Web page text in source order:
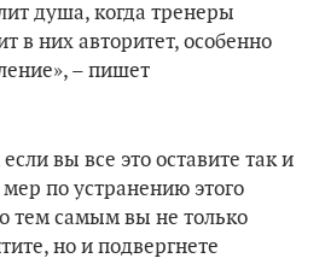
душа, когда тренеры
в них авторитет, особенно
– пишет
вы все это оставите так и
по устранению этого
тем самым вы не только
но и подвергнете